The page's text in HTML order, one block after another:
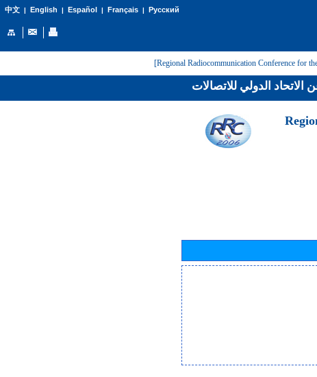
中文| English | Español | Français| Русский
الاتحاد الدولي للاتصالات